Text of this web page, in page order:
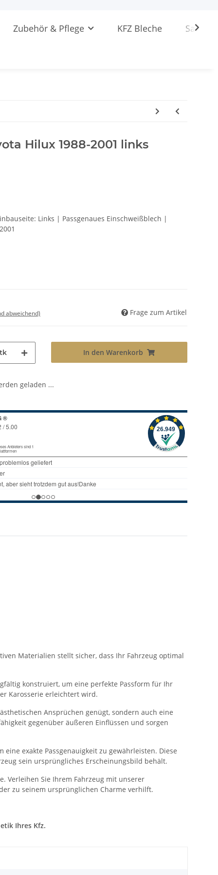
Zubehör & Pflege KFZ Bleche
Hilux 1988-2001 links
Links | Passgenaues Einschweißblech |
abweichend) Frage zum Artikel
In den Warenkorb
geladen ...
Materialien stellt sicher, dass Ihr Fahrzeug optimal
konstruiert, um eine perfekte Passform für Ihr
Karosserie erleichtert wird.
Ansprüchen genügt, sondern auch eine
gegenüber äußeren Einflüssen und sorgen
exakte Passgenauigkeit zu gewährleisten. Diese
sein ursprüngliches Erscheinungsbild behält.
Verleihen Sie Ihrem Fahrzeug mit unserer
zu seinem ursprünglichen Charme verhilft.
Ihres Kfz.